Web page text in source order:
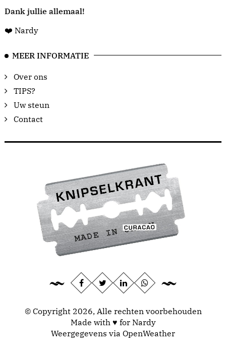
Dank jullie allemaal!
❤️ Nardy
MEER INFORMATIE
Over ons
TIPS?
Uw steun
Contact
© Copyright 2026, Alle rechten voorbehouden
Made with ♥ for Nardy
Weergegevens via OpenWeather